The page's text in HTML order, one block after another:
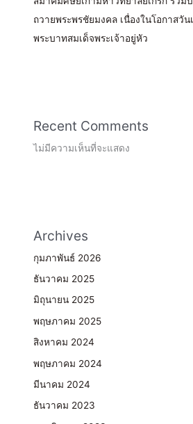
ถวายพระพรชัยมงคล เนื่องในโอกาสวั
พระบาทสมเด็จพระเจ้าอยู่หัว
Recent Comments
ไม่มีความเห็นที่จะแสดง
Archives
กุมภาพันธ์ 2026
ธันวาคม 2025
มิถุนายน 2025
พฤษภาคม 2025
สิงหาคม 2024
พฤษภาคม 2024
มีนาคม 2024
ธันวาคม 2023